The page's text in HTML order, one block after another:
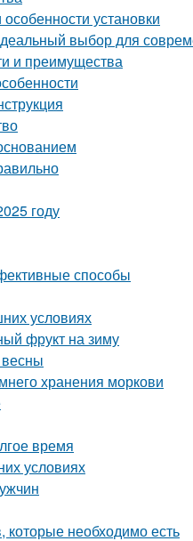
установки
выбор для
и преимущества
году
способы
условиях
фрукт на зиму
хранения моркови
время
условиях
которые необходимо есть